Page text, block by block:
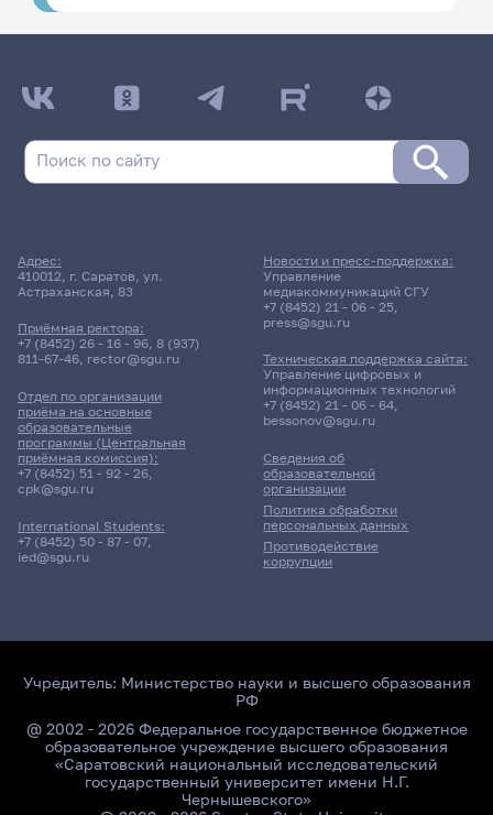
Адрес:
410012, г. Саратов, ул.
Астраханская, 83
Приёмная ректора:
+7 (8452) 26 - 16 - 96, 8 (937)
811-67-46, rector@sgu.ru
Отдел по организации
приёма на основные
образовательные
программы (Центральная
приёмная комиссия):
+7 (8452) 51 - 92 - 26,
cpk@sgu.ru
International Students:
+7 (8452) 50 - 87 - 07,
ied@sgu.ru
Сведения об
образовательной
организации
Политика обработки
персональных данных
Противодействие
коррупции
Новости и пресс-поддержка:
Управление
медиакоммуникаций СГУ
+7 (8452) 21 - 06 - 25,
press@sgu.ru
Техническая поддержка сайта:
Управление цифровых и
информационных технологий
+7 (8452) 21 - 06 - 64,
bessonov@sgu.ru
Учредитель: Министерство науки и высшего образования
РФ
@ 2002 - 2026 Федеральное государственное бюджетное
образовательное учреждение высшего образования
«Саратовский национальный исследовательский
государственный университет имени Н.Г.
Чернышевского»